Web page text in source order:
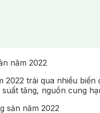
năm 2022
2022 trải qua nhiều
tăng, nguồn cung
sản năm 2022